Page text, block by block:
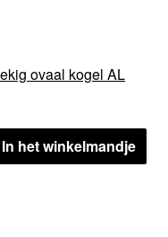
ovaal kogel AL
In het winkelmandje